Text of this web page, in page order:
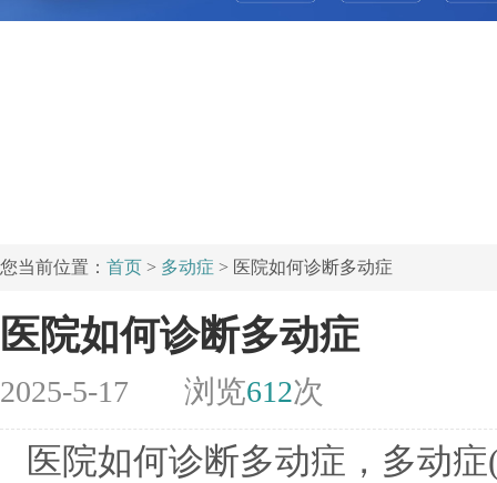
您当前位置： 首页 > 多动症 > 医院如何诊断多动症
医院如何诊断多动症
2025-5-17 浏览612次
医院如何诊断多动症，多动